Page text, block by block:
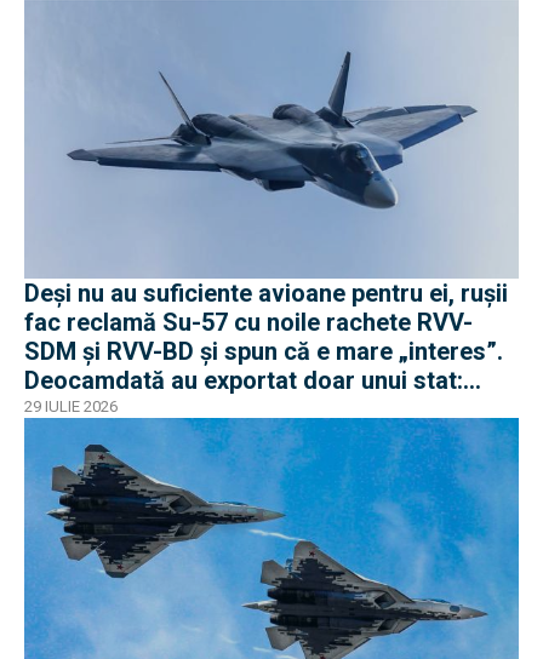
Deși nu au suficiente avioane pentru ei, rușii
fac reclamă Su-57 cu noile rachete RVV-
SDM și RVV-BD și spun că e mare „interes”.
Deocamdată au exportat doar unui stat:
Algeria
29 IULIE 2026